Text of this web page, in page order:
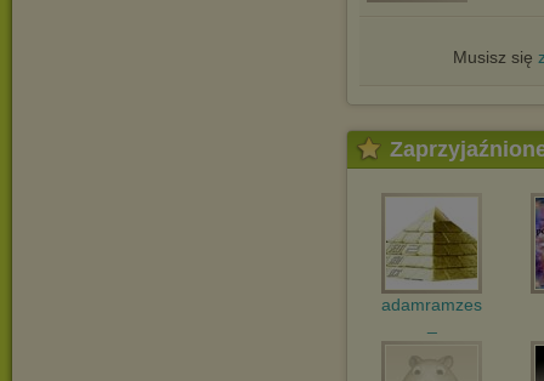
Musisz się
adamramzes